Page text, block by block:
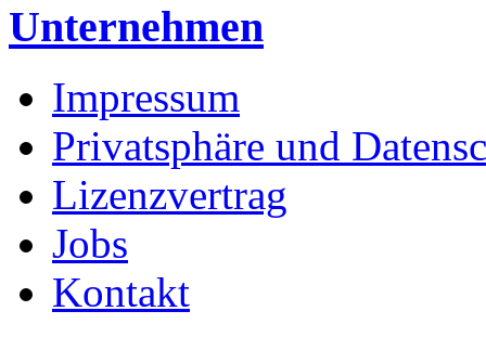
Unternehmen
Impressum
Privatsphäre und
Lizenzvertrag
Jobs
Kontakt